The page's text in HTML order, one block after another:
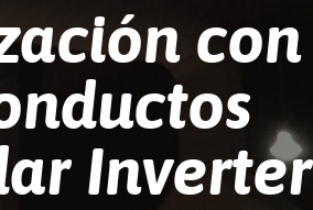
con
Inverter